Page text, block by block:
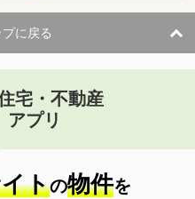
に戻る
宅・不動産
アプリ
トの物件を